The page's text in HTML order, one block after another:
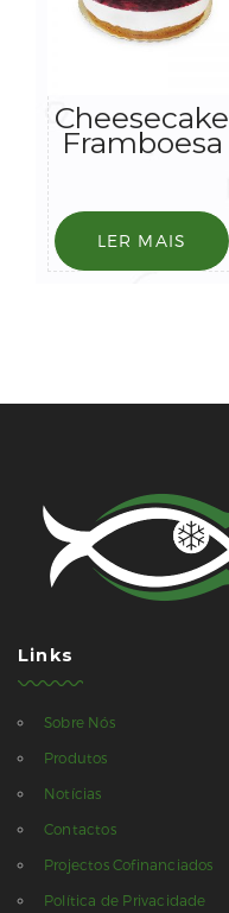
Cheesecake
Framboesa
LER MAIS
Links
Sobre Nós
Produtos
Notícias
Contactos
Projectos Cofinanciados
Política de Privacidade